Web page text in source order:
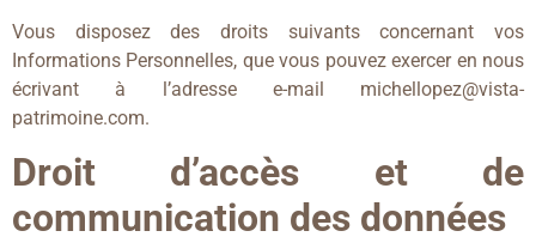
Vous disposez des droits suivants concernant vos
Informations Personnelles, que vous pouvez exercer en nous
écrivant à l’adresse e-mail michellopez@vista-
patrimoine.com.
Droit d’accès et de
communication des données